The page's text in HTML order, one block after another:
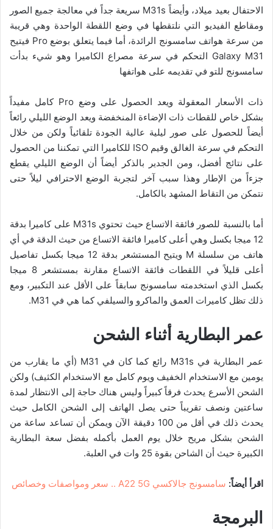
الاحتفال بعيد ميلاد، وأيضاً M31s سريعة جداً في معالجة جميع الصور
ومقاطع الفيديو التي نلتقطها في وضع اللقطة الواحدة وهي قريبة
من سرعة هواتف سامسونج الرائدة، أما فيما يتعلق بوضع Pro فيتيح
Galaxy M31 التحكم في سرعة مصراع الكاميرا وهو شيء بدأت
سامسونج للتو في تقديمه على هواتفها
ذات الأسعار المعقولة ويعد الحصول على وضع Pro كامل مفيداً
بشكل خاص للقطات ذات الإضاءة المنخفضة ويعد الوضع الليلي رائعاً
أيضاً للحصول على صور ليلية عالية الجودة تلقائياً ولكن من خلال
التحكم في سرعة الغالق وقيم ISO للكاميرا التي تمكننا من الحصول
على نتائج أفضل، ومن الجدير بالذكر أيضاً أن الوضع الليلي يقطع
جزءاً من الإطار وهذا سبب آخر لتجربة الوضع الاحترافي ليلاً حتى
نتمكن من التقاط المشهد بالكامل.
أما بالنسبة للصور فائقة الاتساع حيث تحتوي M31s على كاميرا بدقة
12 ميجا بكسل وهي أعلى كاميرا فائقة الاتساع من حيث الدقة في أي
هاتف من سلسلة M ويتيح المستشعر بدقة 12 ميجا بكسل تفاصيل
أعلى قليلاً في اللقطات فائقة الاتساع مقارنة بمستشعر 8 ميجا
بكسل الذي استخدمته سامسونج سابقاً على الأقل عند التكبير، ومع
ذلك تظل كاميرات العمق والماكرو والسيلفي كما هي في M31.
عمر البطارية أثناء الشحن
عمر البطارية في M31s رائع كما كان في M31 (أي ما يقارب من
يومين مع الاستخدام الخفيف ويوم كامل مع الاستخدام الكثيف) ولكن
الشحن الأسرع يحدث فرقاً كبيراً وليس هناك حاجة إلى الانتظار لمدة
ساعتين ونصف تقريباً حتى يصل الهاتف إلى الشحن الكامل حيث
يحدث ذلك في أقل من 100 دقيقة الآن ويمكن أن تساعد ساعة من
الشحن بشكل مريح خلال يوم العمل بأكمله بفضل سعة البطارية
الكبيرة حيث أن الشاحن بقوة 25 وات في العلبة.
اقرأ أيضاً: سامسونج جالاكسي A22 5G .. سعر ومواصفات وخصائص
البرمجة